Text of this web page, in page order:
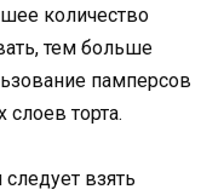
количество
тем больше
памперсов
торта.
взять